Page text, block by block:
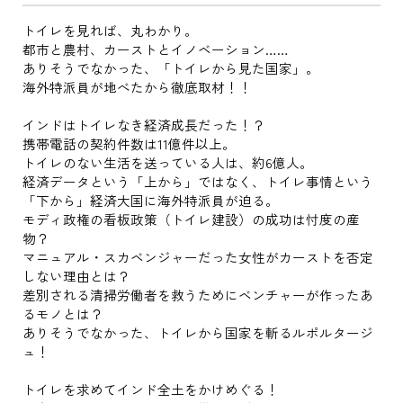
トイレを見れば、丸わかり。
都市と農村、カーストとイノベーション……
ありそうでなかった、「トイレから見た国家」。
海外特派員が地べたから徹底取材！！
インドはトイレなき経済成長だった！？
携帯電話の契約件数は11億件以上。
トイレのない生活を送っている人は、約6億人。
経済データという「上から」ではなく、トイレ事情という
「下から」経済大国に海外特派員が迫る。
モディ政権の看板政策（トイレ建設）の成功は忖度の産
物？
マニュアル・スカベンジャーだった女性がカーストを否定
しない理由とは？
差別される清掃労働者を救うためにベンチャーが作ったあ
るモノとは？
ありそうでなかった、トイレから国家を斬るルポルタージ
ュ！
トイレを求めてインド全土をかけめぐる！